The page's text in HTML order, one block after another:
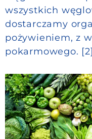
wszystkich
dostarczamy
pożywieniem, z
pokarmowego. [2]